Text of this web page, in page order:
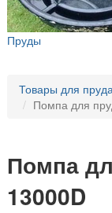
Пруды
Товары для
Помпа для
Помпа
13000D